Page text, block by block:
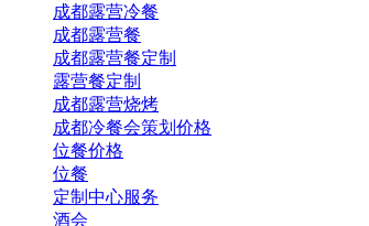
成都露营冷餐
成都露营餐
成都露营餐定制
露营餐定制
成都露营烧烤
成都冷餐会策划价格
位餐价格
位餐
定制中心服务
酒会